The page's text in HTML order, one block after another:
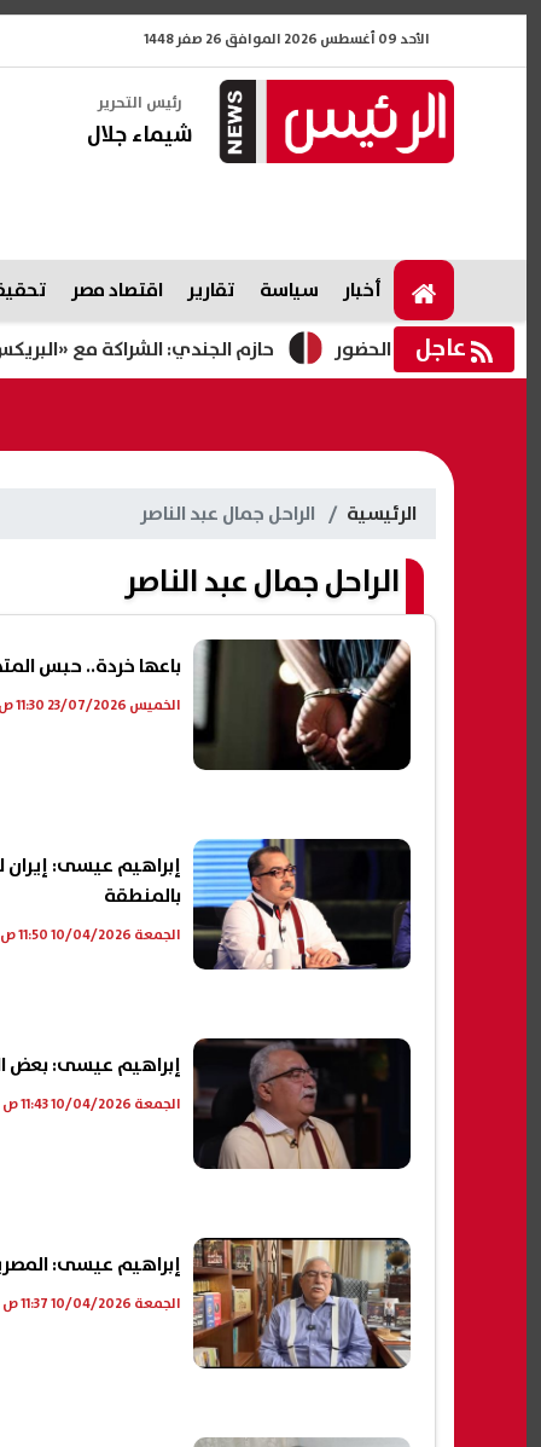
الأحد 09 أغسطس 2026 الموافق 26 صفر 1448
رئيس التحرير
شيماء جلال
أخبار سياسة تقارير اقتصاد مصر
عاجل حازم الجندي: الشراكة مع «البريكس» تعزز الحضور
الرئيسية الراحل جمال عبد الناصر
الراحل جمال عبد الناصر
باعها خردة.. حبس
الخميس 23/07/2026 11:30 ص
إبراهيم عيسى: إيران
بالمنطقة
الجمعة 10/04/2026 11:50 ص
إبراهيم عيسى: بعض
الجمعة 10/04/2026 11:43 ص
إبراهيم عيسى:
الجمعة 10/04/2026 11:37 ص